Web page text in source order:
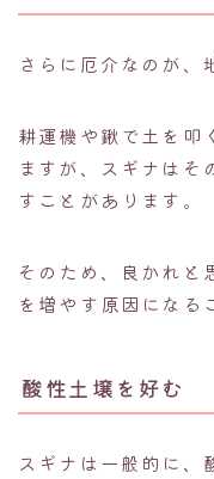
さらに厄介なのが、
耕運機や鍬で土を叩
ますが、スギナはそ
すことがあります。
そのため、良かれと
を増やす原因になる
酸性土壌を好む
スギナは一般的に、